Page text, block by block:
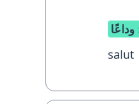
وداعًا
salut